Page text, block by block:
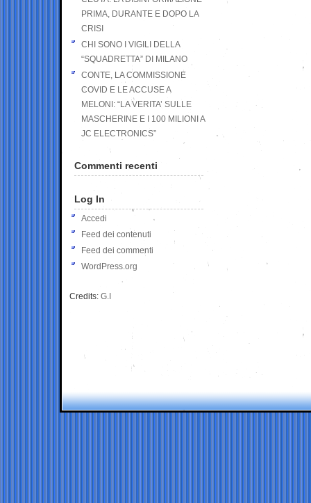
PRIMA, DURANTE E DOPO LA
CRISI
CHI SONO I VIGILI DELLA
“SQUADRETTA” DI MILANO
CONTE, LA COMMISSIONE
COVID E LE ACCUSE A
MELONI: “LA VERITA’ SULLE
MASCHERINE E I 100 MILIONI A
JC ELECTRONICS”
Commenti recenti
Log In
Accedi
Feed dei contenuti
Feed dei commenti
WordPress.org
Credits: G.I